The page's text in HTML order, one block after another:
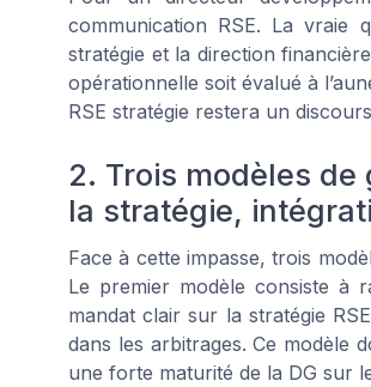
communication RSE. La vraie
stratégie et la direction
opérationnelle soit évalué à
RSE stratégie restera un
2. Trois modèles
la stratégie,
Face à cette impasse, trois
Le premier modèle consiste à
mandat clair sur la stratégie
dans les arbitrages. Ce modèle
une forte maturité de la DG sur